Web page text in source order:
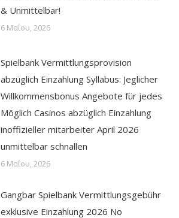
& Unmittelbar!
6 Μαΐου, 2026
Spielbank Vermittlungsprovision
abzüglich Einzahlung Syllabus: Jeglicher
Willkommensbonus Angebote für jedes
Möglich Casinos abzüglich Einzahlung
inoffizieller mitarbeiter April 2026
unmittelbar schnallen
6 Μαΐου, 2026
Gangbar Spielbank Vermittlungsgebühr
exklusive Einzahlung 2026 No